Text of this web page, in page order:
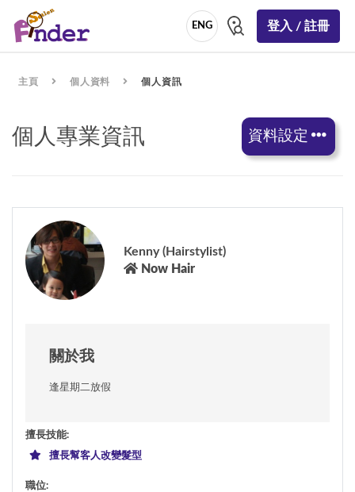
ENG 登入 / 註冊
主頁 個人資料 個人資訊
個人專業資訊 資料設定
Kenny (Hairstylist)
Now Hair
關於我
逢星期二放假
擅長技能:
擅長幫客人改變髮型
職位: